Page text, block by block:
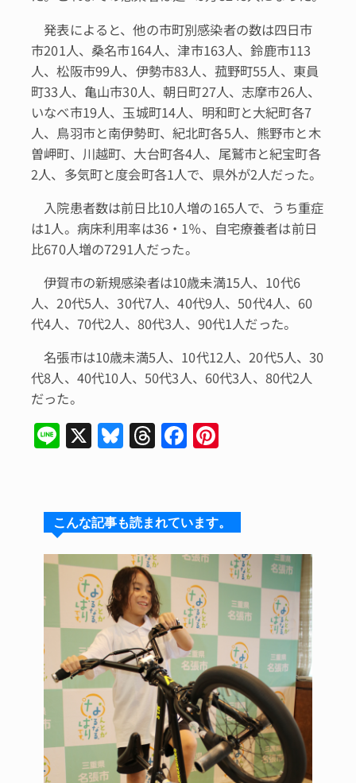
発表によると、他の市町別感染者の数は四日市
市201人、桑名市164人、津市163人、鈴鹿市113
人、松阪市99人、伊勢市83人、菰野町55人、東員
町33人、亀山市30人、朝日町27人、志摩市26人、
いなべ市19人、玉城町14人、明和町と大紀町各7
人、鳥羽市と南伊勢町、紀北町各5人、熊野市と木
曽岬町、川越町、大台町各4人、尾鷲市と紀宝町各
2人、多気町と度会町各1人で、県外が2人だった。
入院患者数は前日比10人増の165人で、うち重症
は1人。病床利用率は36・1％、自宅療養者は前日
比670人増の7291人だった。
伊賀市の新規感染者は10歳未満15人、10代6
人、20代5人、30代7人、40代9人、50代4人、60
代4人、70代2人、80代3人、90代1人だった。
名張市は10歳未満5人、10代12人、20代5人、30
代8人、40代10人、50代3人、60代3人、80代2人
だった。
Li X Bl
s
k
y
T
a
d
s
F
e
b
o
o
k
re
st
こんな記事も読まれています。